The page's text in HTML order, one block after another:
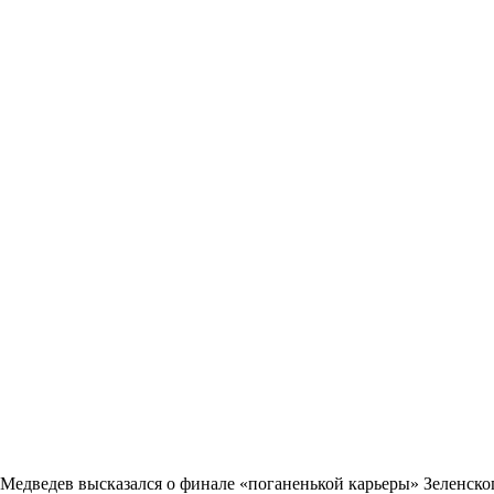
Медведев высказался о финале «поганенькой карьеры»